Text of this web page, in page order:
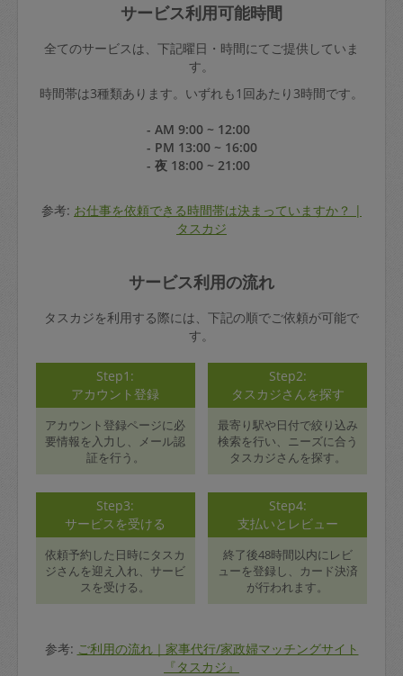
サービス利用可能時間
全てのサービスは、下記曜日・時間にてご提供していま
す。
時間帯は3種類あります。いずれも1回あたり3時間です。
- AM 9:00 ~ 12:00
- PM 13:00 ~ 16:00
- 夜 18:00 ~ 21:00
参考: お仕事を依頼できる時間帯は決まっていますか？ |
タスカジ
サービス利用の流れ
タスカジを利用する際には、下記の順でご依頼が可能で
す。
Step1:
アカウント登録
アカウント登録ページに必
要情報を入力し、メール認
証を行う。
Step2:
タスカジさんを探す
最寄り駅や日付で絞り込み
検索を行い、ニーズに合う
タスカジさんを探す。
Step3:
サービスを受ける
依頼予約した日時にタスカ
ジさんを迎え入れ、サービ
スを受ける。
Step4:
支払いとレビュー
終了後48時間以内にレビ
ューを登録し、カード決済
が行われます。
参考: ご利用の流れ｜家事代行/家政婦マッチングサイト
『タスカジ』